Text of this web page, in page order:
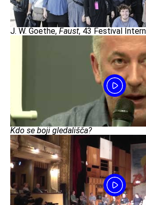
J. W. Goethe, Faust, 43 Festival
Kdo se boji gledališča?